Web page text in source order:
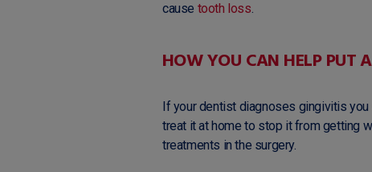
cause tooth loss.
HOW YOU CAN HELP PUT
If your dentist diagnoses gingivitis
treat it at home to stop it from getting
treatments in the surgery.